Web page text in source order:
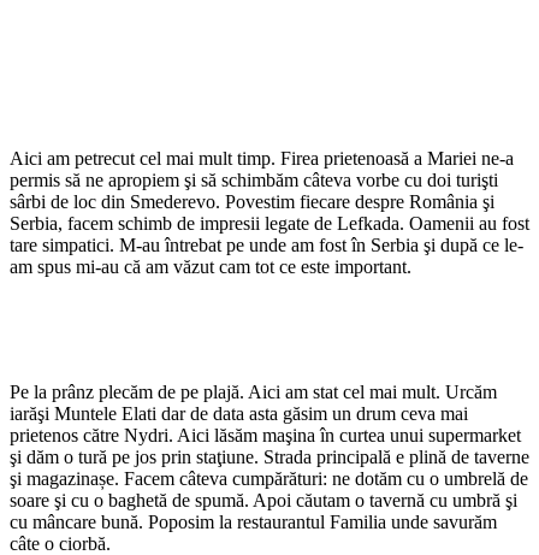
Aici am petrecut cel mai mult timp. Firea prietenoasă a Mariei ne-a
permis să ne apropiem şi să schimbăm câteva vorbe cu doi turişti
sârbi de loc din Smederevo. Povestim fiecare despre România şi
Serbia, facem schimb de impresii legate de Lefkada. Oamenii au fost
tare simpatici. M-au întrebat pe unde am fost în Serbia şi după ce le-
am spus mi-au că am văzut cam tot ce este important.
Pe la prânz plecăm de pe plajă. Aici am stat cel mai mult. Urcăm
iarăşi Muntele Elati dar de data asta găsim un drum ceva mai
prietenos către Nydri. Aici lăsăm maşina în curtea unui supermarket
şi dăm o tură pe jos prin staţiune. Strada principală e plină de taverne
şi magazinașe. Facem câteva cumpărături: ne dotăm cu o umbrelă de
soare şi cu o baghetă de spumă. Apoi căutam o tavernă cu umbră şi
cu mâncare bună. Poposim la restaurantul Familia unde savurăm
câte o ciorbă.